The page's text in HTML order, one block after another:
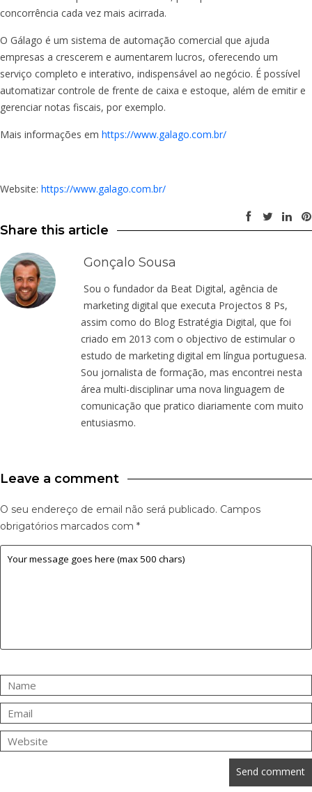
concorrência cada vez mais acirrada.
O Gálago é um sistema de automação comercial que ajuda
empresas a crescerem e aumentarem lucros, oferecendo um
serviço completo e interativo, indispensável ao negócio. É possível
automatizar controle de frente de caixa e estoque, além de emitir e
gerenciar notas fiscais, por exemplo.
Mais informações em https://www.galago.com.br/
Website: https://www.galago.com.br/
Share this article
Gonçalo Sousa
Sou o fundador da Beat Digital, agência de
marketing digital que executa Projectos 8 Ps,
assim como do Blog Estratégia Digital, que foi
criado em 2013 com o objectivo de estimular o
estudo de marketing digital em língua portuguesa.
Sou jornalista de formação, mas encontrei nesta
área multi-disciplinar uma nova linguagem de
comunicação que pratico diariamente com muito
entusiasmo.
Leave a comment
O seu endereço de email não será publicado. Campos
obrigatórios marcados com *